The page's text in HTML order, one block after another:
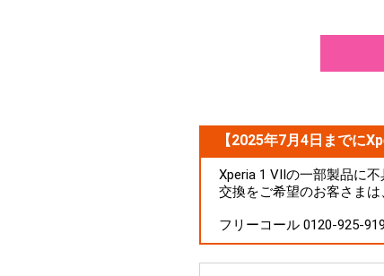
【2025年7月4日までに
Xperia 1 VIIの一部製品に
交換をご希望のお客さま
フリーコール 0120-925-